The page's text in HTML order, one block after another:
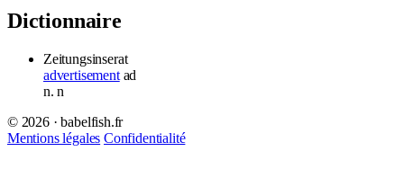
Dictionnaire
Zeitungsinserat
advertisement ad
n.n
© 2026 · babelfish.fr
Mentions légales Confidentialité